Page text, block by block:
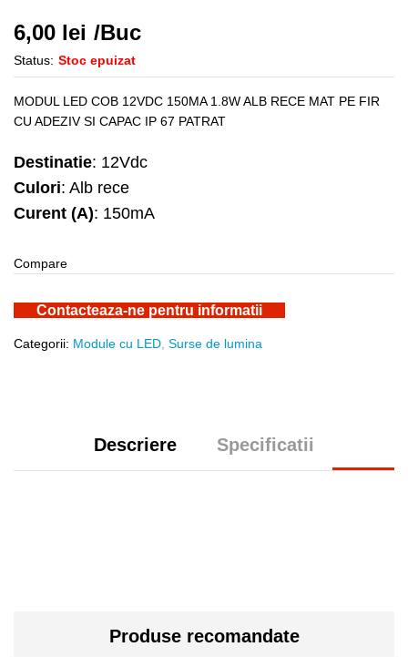
6,00 lei /Buc
Status: Stoc epuizat
MODUL LED COB 12VDC 150MA 1.8W ALB RECE MAT PE FIR
CU ADEZIV SI CAPAC IP 67 PATRAT
Destinatie: 12Vdc
Culori: Alb rece
Curent (A): 150mA
Compare
Contacteaza-ne pentru informatii
Categorii: Module cu LED Surse de lumina
Descriere Specificatii
Produse recomandate